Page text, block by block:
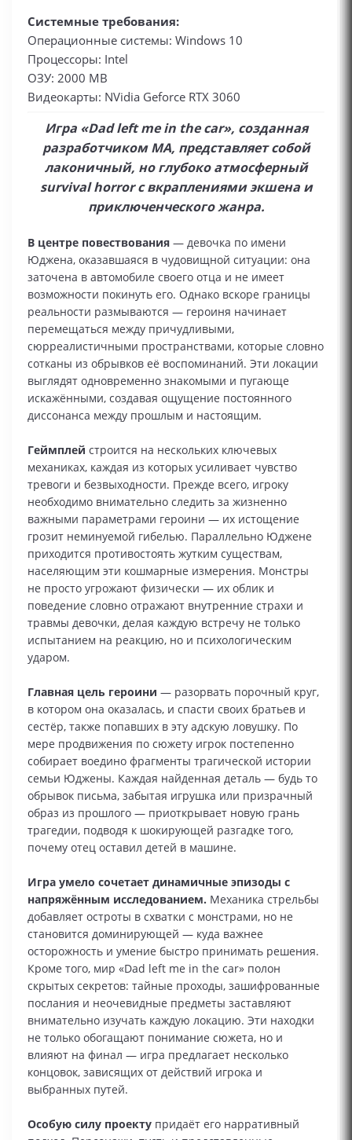
Системные требования:
Операционные системы: Windows 10
Процессоры: Intel
ОЗУ: 2000 MB
Видеокарты: NVidia Geforce RTX 3060
Игра «Dad left me in the car», созданная
разработчиком MA, представляет собой
лаконичный, но глубоко атмосферный
survival horror с вкраплениями экшена и
приключенческого жанра.
В центре повествования — девочка по имени
Юджена, оказавшаяся в чудовищной ситуации: она
заточена в автомобиле своего отца и не имеет
возможности покинуть его. Однако вскоре границы
реальности размываются — героиня начинает
перемещаться между причудливыми,
сюрреалистичными пространствами, которые словно
сотканы из обрывков её воспоминаний. Эти локации
выглядят одновременно знакомыми и пугающе
искажёнными, создавая ощущение постоянного
диссонанса между прошлым и настоящим.
Геймплей строится на нескольких ключевых
механиках, каждая из которых усиливает чувство
тревоги и безвыходности. Прежде всего, игроку
необходимо внимательно следить за жизненно
важными параметрами героини — их истощение
грозит неминуемой гибелью. Параллельно Юджене
приходится противостоять жутким существам,
населяющим эти кошмарные измерения. Монстры
не просто угрожают физически — их облик и
поведение словно отражают внутренние страхи и
травмы девочки, делая каждую встречу не только
испытанием на реакцию, но и психологическим
ударом.
Главная цель героини — разорвать порочный круг,
в котором она оказалась, и спасти своих братьев и
сестёр, также попавших в эту адскую ловушку. По
мере продвижения по сюжету игрок постепенно
собирает воедино фрагменты трагической истории
семьи Юджены. Каждая найденная деталь — будь то
обрывок письма, забытая игрушка или призрачный
образ из прошлого — приоткрывает новую грань
трагедии, подводя к шокирующей разгадке того,
почему отец оставил детей в машине.
Игра умело сочетает динамичные эпизоды с
напряжённым исследованием. Механика стрельбы
добавляет остроты в схватки с монстрами, но не
становится доминирующей — куда важнее
осторожность и умение быстро принимать решения.
Кроме того, мир «Dad left me in the car» полон
скрытых секретов: тайные проходы, зашифрованные
послания и неочевидные предметы заставляют
внимательно изучать каждую локацию. Эти находки
не только обогащают понимание сюжета, но и
влияют на финал — игра предлагает несколько
концовок, зависящих от действий игрока и
выбранных путей.
Особую силу проекту придаёт его нарративный